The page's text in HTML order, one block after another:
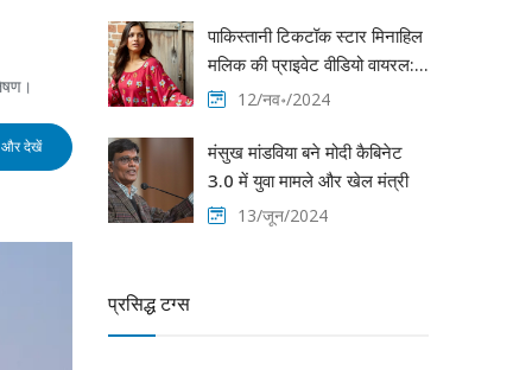
और देखें
पाकिस्तानी टिकटॉक स्टार मिनाहिल
मलिक की प्राइवेट वीडियो वायरल:
विवादों में फिर से चर्चा
12/नव॰/2024
मंसुख मांडविया बने मोदी कैबिनेट
3.0 में युवा मामले और खेल मंत्री
13/जून/2024
प्रसिद्ध टग्स